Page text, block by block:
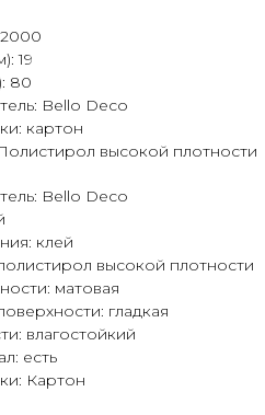
19
80
Bello Deco
картон
высокой плотности
Bello Deco
клей
высокой плотности
матовая
гладкая
влагостойкий
есть
Картон